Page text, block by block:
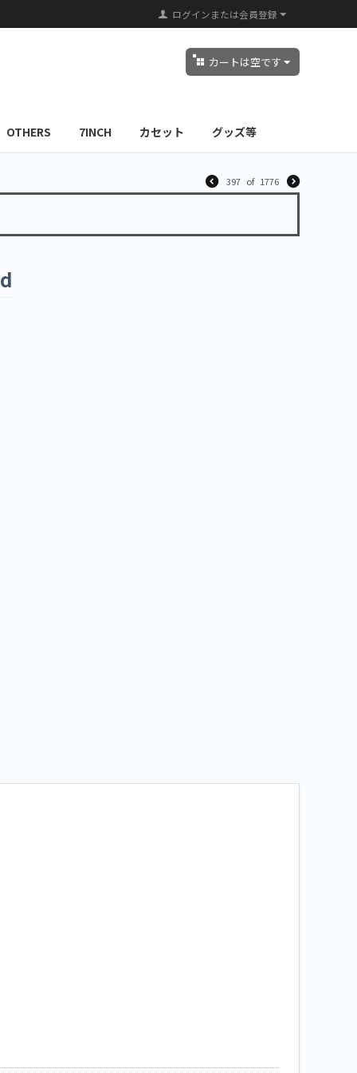
ログインまたは会員登録
カートは空です
OTHERS 7INCH カセット グッズ等
397 of 1776